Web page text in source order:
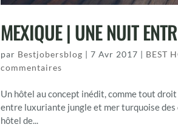
MEXIQUE | UNE NUIT
par Bestjobersblog |7 Avr 2017 | BEST
commentaires
Un hôtel au concept inédit, comme tout
entre luxuriante jungle et mer turquoise
hôtel de...